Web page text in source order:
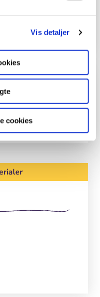
Vis detaljer
cookies